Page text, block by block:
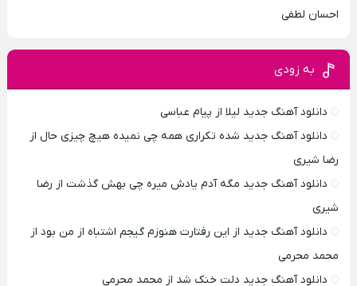
احسان لطفی
به زودی
دانلود آهنگ جدید لیلا از پیام عباسی
دانلود آهنگ جدید شده تکراری همه چی نمیده هیچ چیزی حال از
رضا شیری
دانلود آهنگ جدید مگه آدم یادش میره چی بهش گذشت از رضا
شیری
دانلود آهنگ جدید از این رفتارت هنوزم گیجم اشتباه از من بود از
محمد محرمی
دانلود آهنگ جدید دلت خنک شد از محمد محرمی